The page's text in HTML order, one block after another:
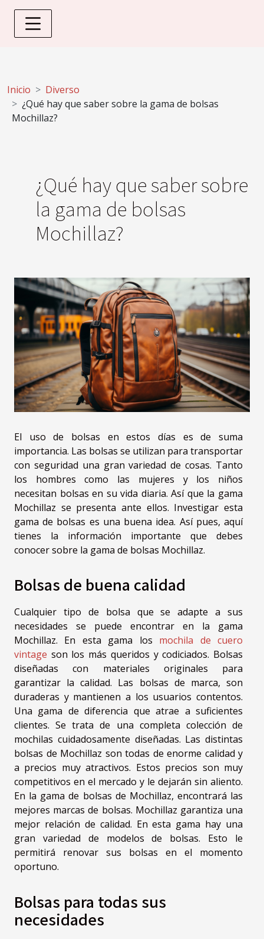
Inicio
Diverso
¿Qué hay que saber sobre la gama de bolsas
Mochillaz?
¿Qué hay que saber sobre
la gama de bolsas
Mochillaz?
El uso de bolsas en estos días es de suma
importancia. Las bolsas se utilizan para transportar
con seguridad una gran variedad de cosas. Tanto
los hombres como las mujeres y los niños
necesitan bolsas en su vida diaria. Así que la gama
Mochillaz se presenta ante ellos. Investigar esta
gama de bolsas es una buena idea. Así pues, aquí
tienes la información importante que debes
conocer sobre la gama de bolsas Mochillaz.
Bolsas de buena calidad
Cualquier tipo de bolsa que se adapte a sus
necesidades se puede encontrar en la gama
Mochillaz. En esta gama los mochila de cuero
vintage son los más queridos y codiciados. Bolsas
diseñadas con materiales originales para
garantizar la calidad. Las bolsas de marca, son
duraderas y mantienen a los usuarios contentos.
Una gama de diferencia que atrae a suficientes
clientes. Se trata de una completa colección de
mochilas cuidadosamente diseñadas. Las distintas
bolsas de Mochillaz son todas de enorme calidad y
a precios muy atractivos. Estos precios son muy
competitivos en el mercado y le dejarán sin aliento.
En la gama de bolsas de Mochillaz, encontrará las
mejores marcas de bolsas. Mochillaz garantiza una
mejor relación de calidad. En esta gama hay una
gran variedad de modelos de bolsas. Esto le
permitirá renovar sus bolsas en el momento
oportuno.
Bolsas para todas sus
necesidades